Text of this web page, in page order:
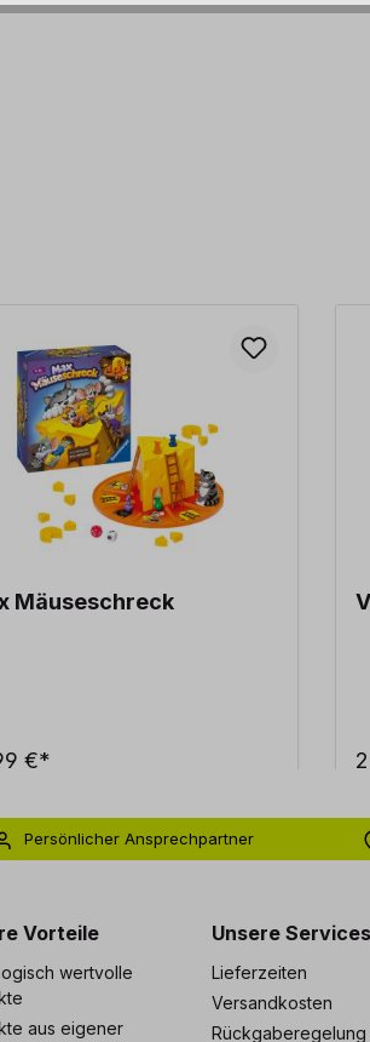
Mäuseschreck
€*
Persönlicher Ansprechpartner
Vorteile
wertvolle
aus eigener
Unsere Services
Lieferzeiten
Versandkosten
Rückgaberegelung